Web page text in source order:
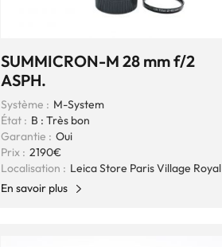
SUMMICRON-M 28 mm f/2
ASPH.
Système : M-System
État : B : Très bon
Garantie : Oui
Prix : 2190€
Localisation : Leica Store Paris Village Royal
En savoir plus